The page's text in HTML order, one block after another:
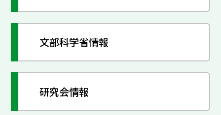
文部科学省情報
研究会情報